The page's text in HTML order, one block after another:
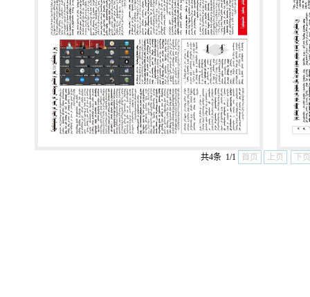
共4条 1/1 首页 上页 下页